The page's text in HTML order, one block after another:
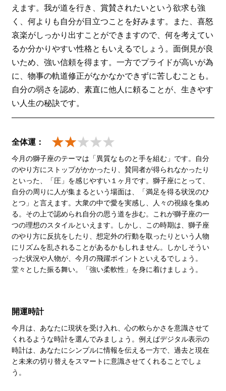
えます。我が道を行き、賞賛されたいという欲求も強
く、何よりも自分が目立つことを好みます。また、喜怒
哀楽がしっかり出すことができますので、何を考えてい
るか分かりやすい性格ともいえるでしょう。面倒見が良
いため、強い信頼を得ます。一方でプライドが高いが為
に、物事の軌道修正がなかなかできずに苦しむことも。
自分の弱さを認め、素直に他人に頼ることが、生きやす
い人生の秘訣です。
全体運：
今月の獅子座のテーマは「異質なものと手を組む」です。自分
のやり方にストップがかかったり、賛同者が得られなかったり
といった、「圧」を感じやすい１ヶ月です。獅子座にとって、
自分の周りに人が集まるという場面は、「満足を得る状況のひ
とつ」と言えます。大衆の中で愛を実感し、人々の視線を集め
る。その上で認められ自分の思う道を歩む。これが獅子座の一
つの理想のスタイルといえます。しかし、この時期は、獅子座
のやり方に反抗をしたり、想定外の行動を取ったりという人物
にリズムを乱されることがあるかもしれません。しかしそうい
った状況や人物が、今月の飛躍ポイントといえるでしょう。
堂々とした振る舞い。「強い柔軟性」を身に着けましょう。
開運時計
今月は、あなたに現状を受け入れ、心の軟らかさを意識させて
くれるような時計を選んでみましょう。例えばデジタル表示の
時計は、あなたにシンプルに情報を伝える一方で、過去と現在
と未来の切り替えをスマートに意識させてくれることでしょ
う。